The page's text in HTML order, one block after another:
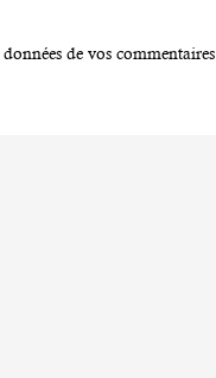
de vos commentaires